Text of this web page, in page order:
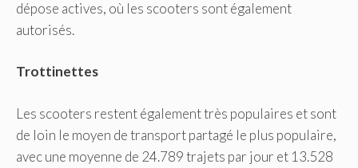
dépose actives, où les scooters sont également
autorisés.
Trottinettes
Les scooters restent également très populaires et sont
de loin le moyen de transport partagé le plus populaire,
avec une moyenne de 24.789 trajets par jour et 13.528